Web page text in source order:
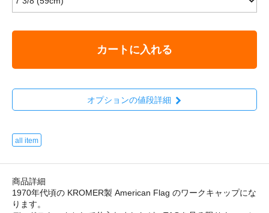
カートに入れる
オプションの値段詳細
all item
商品詳細
1970年代頃の KROMER製 American Flag のワークキャップにな
ります。